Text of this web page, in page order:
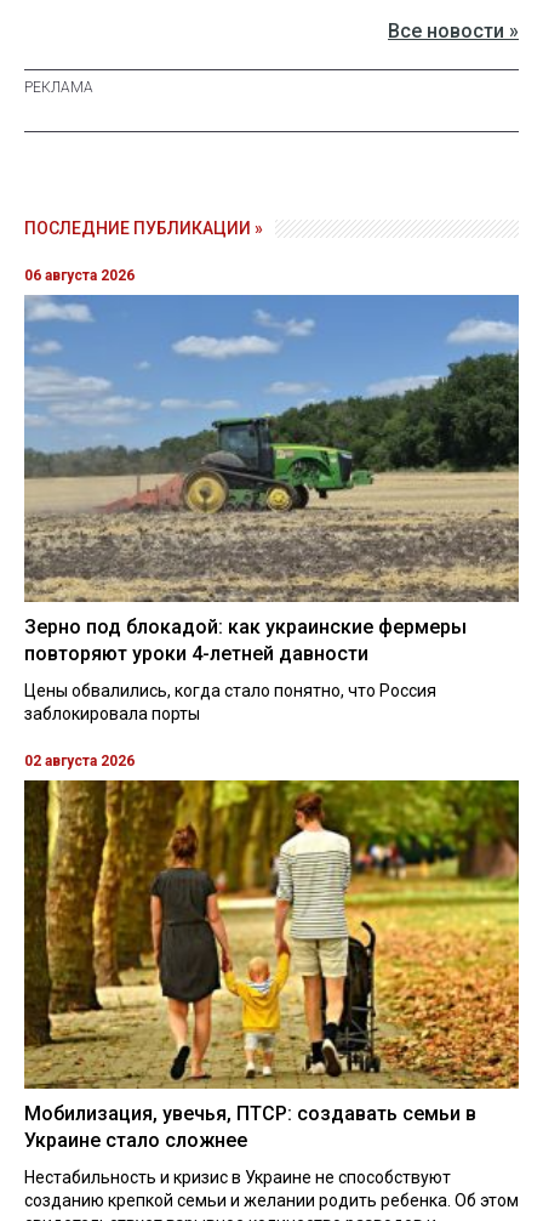
Все новости »
ПОСЛЕДНИЕ ПУБЛИКАЦИИ »
06 августа 2026
Зерно под блокадой: как украинские фермеры
повторяют уроки 4-летней давности
Цены обвалились, когда стало понятно, что Россия
заблокировала порты
02 августа 2026
Мобилизация, увечья, ПТСР: создавать семьи в
Украине стало сложнее
Нестабильность и кризис в Украине не способствуют
созданию крепкой семьи и желании родить ребенка. Об этом